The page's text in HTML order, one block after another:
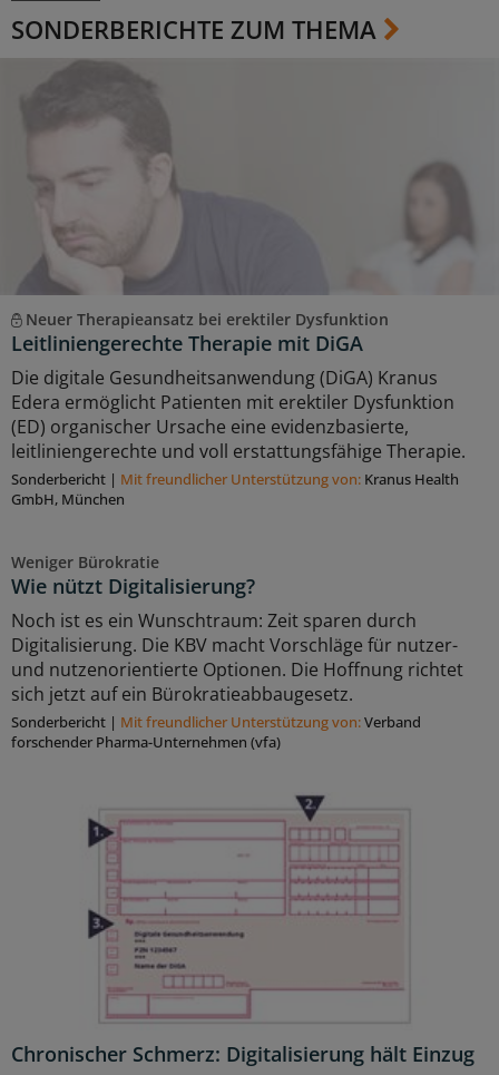
SONDERBERICHTE ZUM THEMA
Neuer Therapieansatz bei erektiler Dysfunktion
Leitliniengerechte Therapie mit DiGA
Die digitale Gesundheitsanwendung (DiGA) Kranus
Edera ermöglicht Patienten mit erektiler Dysfunktion
(ED) organischer Ursache eine evidenzbasierte,
leitliniengerechte und voll erstattungsfähige Therapie.
Sonderbericht | Mit freundlicher Unterstützung von: Kranus Health
GmbH, München
Weniger Bürokratie
Wie nützt Digitalisierung?
Noch ist es ein Wunschtraum: Zeit sparen durch
Digitalisierung. Die KBV macht Vorschläge für nutzer-
und nutzenorientierte Optionen. Die Hoffnung richtet
sich jetzt auf ein Bürokratieabbaugesetz.
Sonderbericht | Mit freundlicher Unterstützung von:Verband
forschender Pharma-Unternehmen (vfa)
Chronischer Schmerz: Digitalisierung hält Einzug